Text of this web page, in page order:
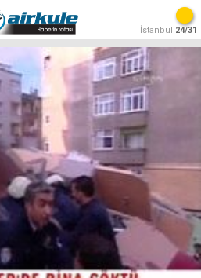
İstanbul 24/31